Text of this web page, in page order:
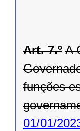
Art. 7.º A
funções
01/01/